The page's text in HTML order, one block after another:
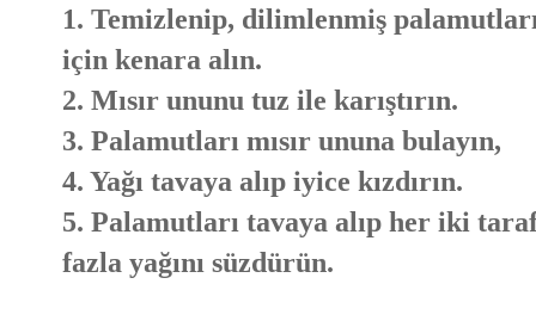
1. Temizlenip, dilimlenmiş
için kenara alın.
2. Mısır ununu tuz ile karıştırın.
3. Palamutları mısır ununa bulayın,
4. Yağı tavaya alıp iyice kızdırın.
5. Palamutları tavaya alıp her iki
fazla yağını süzdürün.